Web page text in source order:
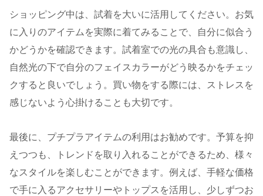
ショッピング中は、試着を大いに活用してください。お気
に入りのアイテムを実際に着てみることで、自分に似合う
かどうかを確認できます。試着室での光の具合も意識し、
自然光の下で自分のフェイスカラーがどう映るかをチェッ
クすると良いでしょう。買い物をする際には、ストレスを
感じないよう心掛けることも大切です。
最後に、プチプラアイテムの利用はお勧めです。予算を抑
えつつも、トレンドを取り入れることができるため、様々
なスタイルを楽しむことができます。例えば、手軽な価格
で手に入るアクセサリーやトップスを活用し、少しずつお